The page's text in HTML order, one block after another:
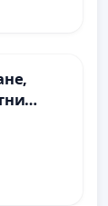
на
- гр.